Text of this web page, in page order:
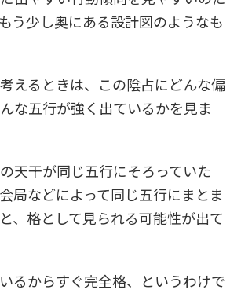
う少し奥にある設計図のようなも
えるときは、この陰占にどんな偏
な五行が強く出ているかを見ま
天干が同じ五行にそろっていた
局などによって同じ五行にまとま
、格として見られる可能性が出て
るからすぐ完全格、というわけで